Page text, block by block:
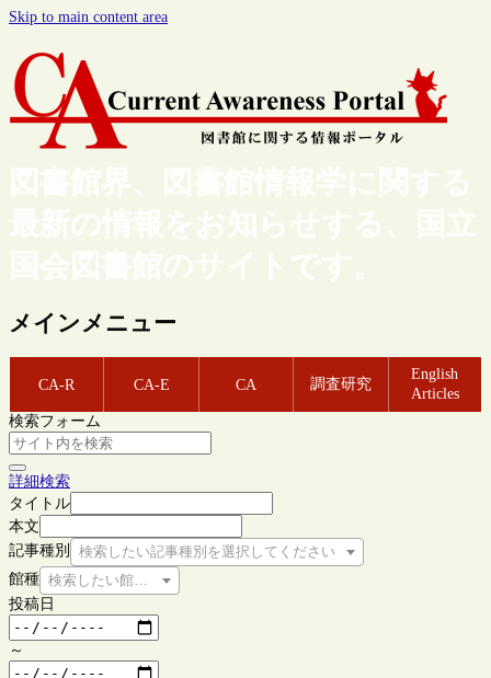
Skip to main content area
図書館界、図書館情報学に関する
最新の情報をお知らせする、国立
国会図書館のサイトです。
メインメニュー
CA-R CA-E CA 調査研究
English
Articles
検索フォーム
詳細検索
タイトル
本文
記事種別
検索したい記事種別を選択してください
館種 検索したい館種を選択してください
投稿日
～